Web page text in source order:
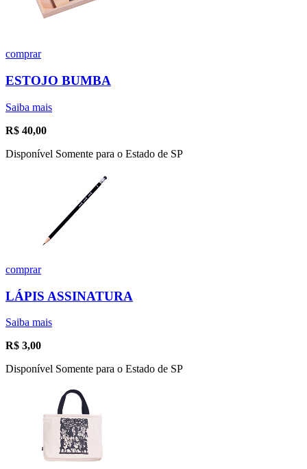
comprar
ESTOJO BUMBA
Saiba mais
R$ 40,00
Disponível Somente para o Estado de SP
comprar
LÁPIS ASSINATURA
Saiba mais
R$ 3,00
Disponível Somente para o Estado de SP